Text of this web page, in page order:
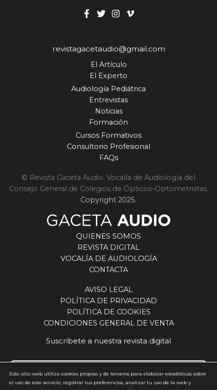
revistagacetaudio@gmail.com
El Artículo
El Experto
Audiología Pediátrica
Entrevistas
Noticias
Formación
Cursos Formativos
Consultorio Profesional
FAQs
© Revista Gaceta Audio. Vocalía de Audiología del
Consejo General de Colegios de Ópticos-Optometristas.
Copyright 2025.
QUIENES SOMOS
REVISTA DIGITAL
VOCALÍA DE AUDIOLOGÍA
CONTACTA
AVISO LEGAL
POLÍTICA DE PRIVACIDAD
POLÍTICA DE COOKIES
CONDICIONES GENERAL DE VENTA
Suscríbete a nuestra revista digital
Este sitio web utiliza cookies propias y de terceros para elaborar estadísticas sobre
el uso de este servicio, registrar tus preferencias, analizar tu uso de la web y